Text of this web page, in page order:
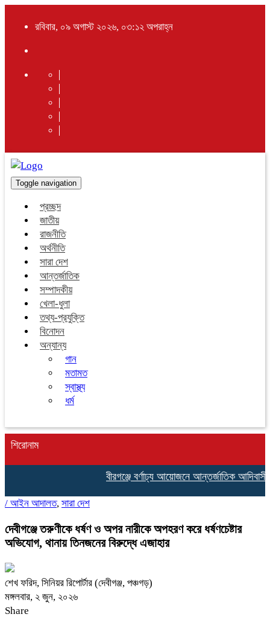
রবিবার, ০৯ অগাস্ট ২০২৬, ০৩:১২ অপরাহ্ন
Toggle navigation
প্রচ্ছদ
জাতীয়
রাজনীতি
অর্থনীতি
সারা দেশ
আন্তর্জাতিক
সম্পাদকীয়
খেলা-ধুলা
তথ্য-প্রযুক্তি
বিনোদন
অন্যান্য
গান
মতামত
স্বাস্থ্য
ধর্ম
শিরোনাম
বীরগঞ্জে বর্ণাঢ্য আয়োজনে আন্তর্জাতিক আদিবাসী
/ আইন আদালত, সারা দেশ
দেবীগঞ্জে তরুণীকে ধর্ষণ ও অপর নারীকে অপহরণ করে ধর্ষণচেষ্টার
অভিযোগ, থানায় তিনজনের বিরুদ্ধে এজাহার
শেখ ফরিদ, সিনিয়র রিপোর্টার (দেবীগঞ্জ, পঞ্চগড়)
মঙ্গলবার, ২ জুন, ২০২৬
Share